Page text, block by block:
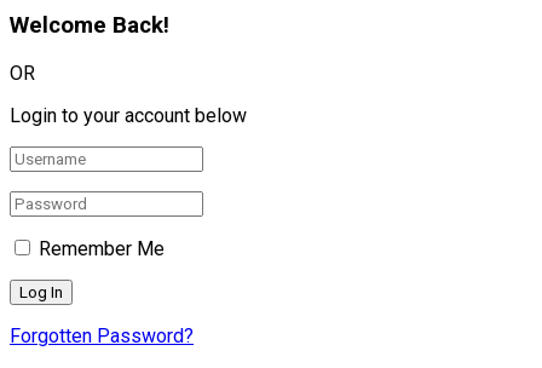
Welcome Back!
OR
Login to your account below
Remember Me
Forgotten Password?